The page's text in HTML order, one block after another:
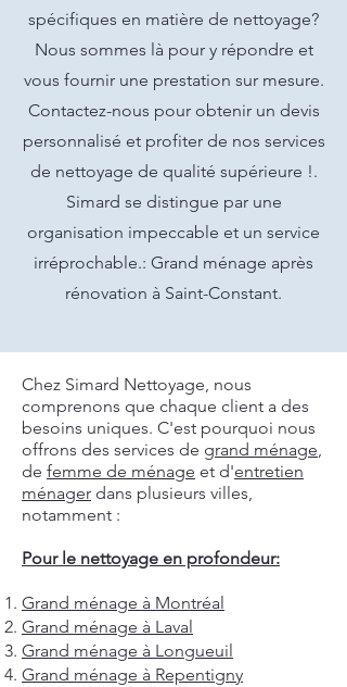
spécifiques en matière de nettoyage?
Nous sommes là pour y répondre et
vous fournir une prestation sur mesure.
Contactez-nous pour obtenir un devis
personnalisé et profiter de nos services
de nettoyage de qualité supérieure !.
Simard se distingue par une
organisation impeccable et un service
irréprochable.: Grand ménage après
rénovation à Saint-Constant.
Chez Simard Nettoyage, nous
comprenons que chaque client a des
besoins uniques. C'est pourquoi nous
offrons des services de grand ménage,
de femme de ménage et d'entretien
ménager dans plusieurs villes,
notamment :
Pour le nettoyage en profondeur:
Grand ménage à Montréal
Grand ménage à Laval
Grand ménage à Longueuil
Grand ménage à Repentigny